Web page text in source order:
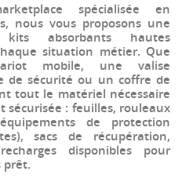
spécialisée en
nous vous proposons une
kits absorbantshautes
situation métier. Que
mobile, unevalise
de sécurité ou un coffre de
tout le matériel nécessaire
sécurisée : feuilles, rouleaux
de protection
, sacs de récupération,
recharges disponibles pour
prêt.